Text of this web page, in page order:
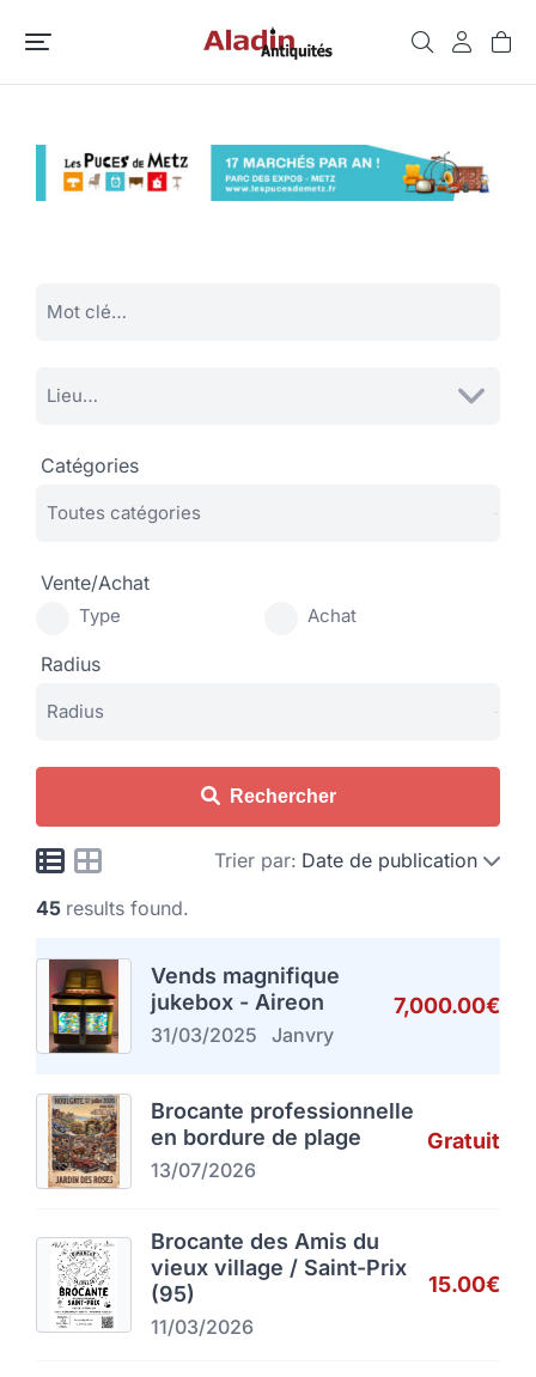
Catégories
Vente/Achat
Type Achat
Radius
Rechercher
Trier par: Date de publication
45 results found.
Vends magnifique
jukebox - Aireon
31/03/2025 Janvry
7,000.00€
Brocante professionnelle
en bordure de plage
13/07/2026
Gratuit
Brocante des Amis du
vieux village / Saint-Prix
(95)
11/03/2026
15.00€